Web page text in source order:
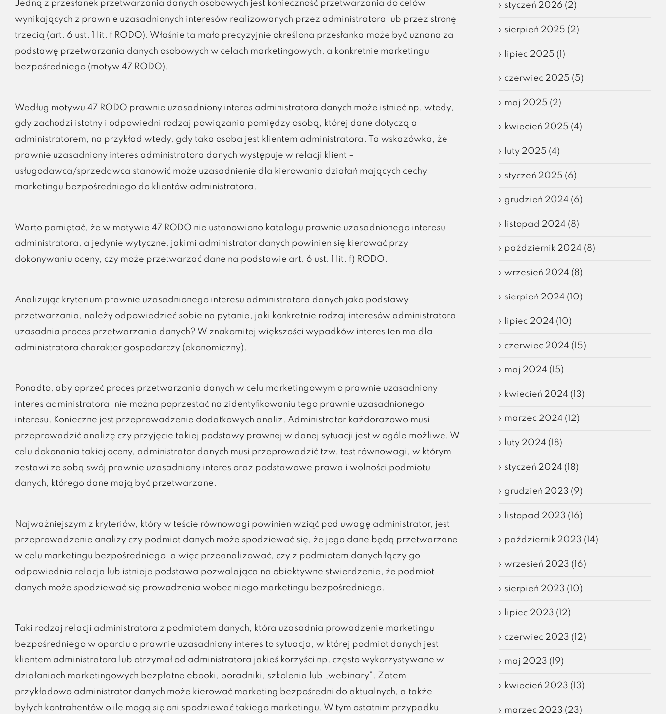
Jedną z przesłanek przetwarzania danych osobowych jest konieczność przetwarzania do celów
wynikających z prawnie uzasadnionych interesów realizowanych przez administratora lub przez stronę
trzecią (art. 6 ust. 1 lit. f RODO). Właśnie ta mało precyzyjnie określona przesłanka może być uznana za
podstawę przetwarzania danych osobowych w celach marketingowych, a konkretnie marketingu
bezpośredniego (motyw 47 RODO).
Według motywu 47 RODO prawnie uzasadniony interes administratora danych może istnieć np. wtedy,
gdy zachodzi istotny i odpowiedni rodzaj powiązania pomiędzy osobą, której dane dotyczą a
administratorem, na przykład wtedy, gdy taka osoba jest klientem administratora. Ta wskazówka, że
prawnie uzasadniony interes administratora danych występuje w relacji klient –
usługodawca/sprzedawca stanowić może uzasadnienie dla kierowania działań mających cechy
marketingu bezpośredniego do klientów administratora.
Warto pamiętać, że w motywie 47 RODO nie ustanowiono katalogu prawnie uzasadnionego interesu
administratora, a jedynie wytyczne, jakimi administrator danych powinien się kierować przy
dokonywaniu oceny, czy może przetwarzać dane na podstawie art. 6 ust. 1 lit. f) RODO.
Analizując kryterium prawnie uzasadnionego interesu administratora danych jako podstawy
przetwarzania, należy odpowiedzieć sobie na pytanie, jaki konkretnie rodzaj interesów administratora
uzasadnia proces przetwarzania danych? W znakomitej większości wypadków interes ten ma dla
administratora charakter gospodarczy (ekonomiczny).
Ponadto, aby oprzeć proces przetwarzania danych w celu marketingowym o prawnie uzasadniony
interes administratora, nie można poprzestać na zidentyfikowaniu tego prawnie uzasadnionego
interesu. Konieczne jest przeprowadzenie dodatkowych analiz. Administrator każdorazowo musi
przeprowadzić analizę czy przyjęcie takiej podstawy prawnej w danej sytuacji jest w ogóle możliwe. W
celu dokonania takiej oceny, administrator danych musi przeprowadzić tzw. test równowagi, w którym
zestawi ze sobą swój prawnie uzasadniony interes oraz podstawowe prawa i wolności podmiotu
danych, którego dane mają być przetwarzane.
Najważniejszym z kryteriów, który w teście równowagi powinien wziąć pod uwagę administrator, jest
przeprowadzenie analizy czy podmiot danych może spodziewać się, że jego dane będą przetwarzane
w celu marketingu bezpośredniego, a więc przeanalizować, czy z podmiotem danych łączy go
odpowiednia relacja lub istnieje podstawa pozwalająca na obiektywne stwierdzenie, że podmiot
danych może spodziewać się prowadzenia wobec niego marketingu bezpośredniego.
Taki rodzaj relacji administratora z podmiotem danych, która uzasadnia prowadzenie marketingu
bezpośredniego w oparciu o prawnie uzasadniony interes to sytuacja, w której podmiot danych jest
klientem administratora lub otrzymał od administratora jakieś korzyści np. często wykorzystywane w
działaniach marketingowych bezpłatne ebooki, poradniki, szkolenia lub „webinary”. Zatem
przykładowo administrator danych może kierować marketing bezpośredni do aktualnych, a także
byłych kontrahentów o ile mogą się oni spodziewać takiego marketingu. W tym ostatnim przypadku
styczeń 2026 (2)
sierpień 2025 (2)
lipiec 2025 (1)
czerwiec 2025 (5)
maj 2025 (2)
kwiecień 2025 (4)
luty 2025 (4)
styczeń 2025 (6)
grudzień 2024 (6)
listopad 2024 (8)
październik 2024 (8)
wrzesień 2024 (8)
sierpień 2024 (10)
lipiec 2024 (10)
czerwiec 2024 (15)
maj 2024 (15)
kwiecień 2024 (13)
marzec 2024 (12)
luty 2024 (18)
styczeń 2024 (18)
grudzień 2023 (9)
listopad 2023 (16)
październik 2023 (14)
wrzesień 2023 (16)
sierpień 2023 (10)
lipiec 2023 (12)
czerwiec 2023 (12)
maj 2023 (19)
kwiecień 2023 (13)
marzec 2023 (23)